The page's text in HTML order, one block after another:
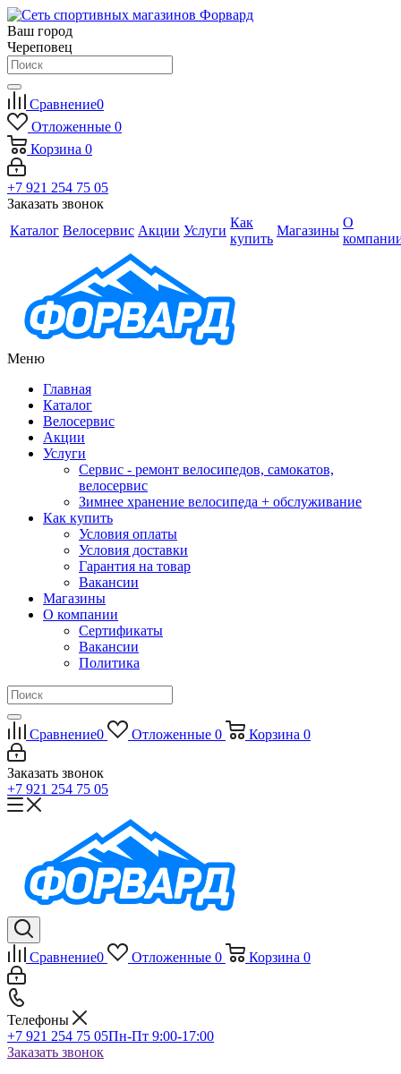
Ваш город
Череповец
Сравнение0
Отложенные 0
Корзина 0
+7 921 254 75 05
Заказать звонок
Каталог Велосервис Акции Услуги
Как
купить
Магазины
О
Меню
Главная
Каталог
Велосервис
Акции
Услуги
Сервис - ремонт велосипедов, самокатов,
велосервис
Зимнее хранение велосипеда + обслуживание
Как купить
Условия оплаты
Условия доставки
Гарантия на товар
Вакансии
Магазины
О компании
Сертификаты
Вакансии
Политика
Сравнение0 Отложенные 0 Корзина 0
Заказать звонок
+7 921 254 75 05
Сравнение0 Отложенные 0 Корзина 0
Телефоны
+7 921 254 75 05Пн-Пт 9:00-17:00
Заказать звонок